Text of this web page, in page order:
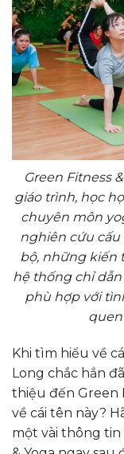
Green Fitness
giáo trình, học
chuyên môn
nghiên cứu cấu
bộ, những kiến
hệ thống chỉ dẫn
phù hợp với
Khi tìm hiểu về
Long chắc hẳn
thiệu đến Green
về cái tên này?
một vài thông